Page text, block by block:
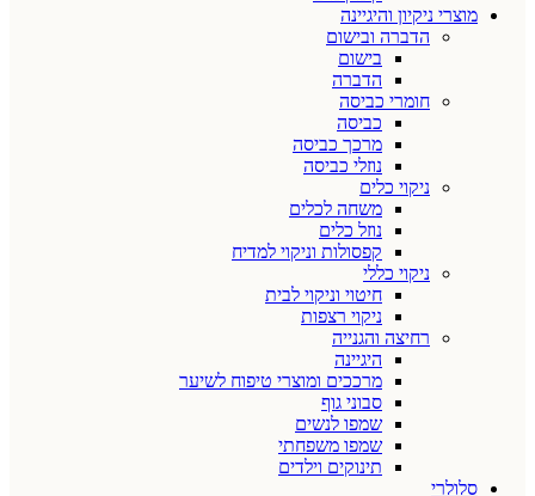
מוצרי ניקיון והיגיינה
הדברה ובישום
בישום
הדברה
חומרי כביסה
כביסה
מרכך כביסה
נוזלי כביסה
ניקוי כלים
משחה לכלים
נוזל כלים
קפסולות וניקוי למדיח
ניקוי כללי
חיטוי וניקוי לבית
ניקוי רצפות
רחיצה והגנייה
היגיינה
מרככים ומוצרי טיפוח לשיער
סבוני גוף
שמפו לנשים
שמפו משפחתי
תינוקים וילדים
סלולרי